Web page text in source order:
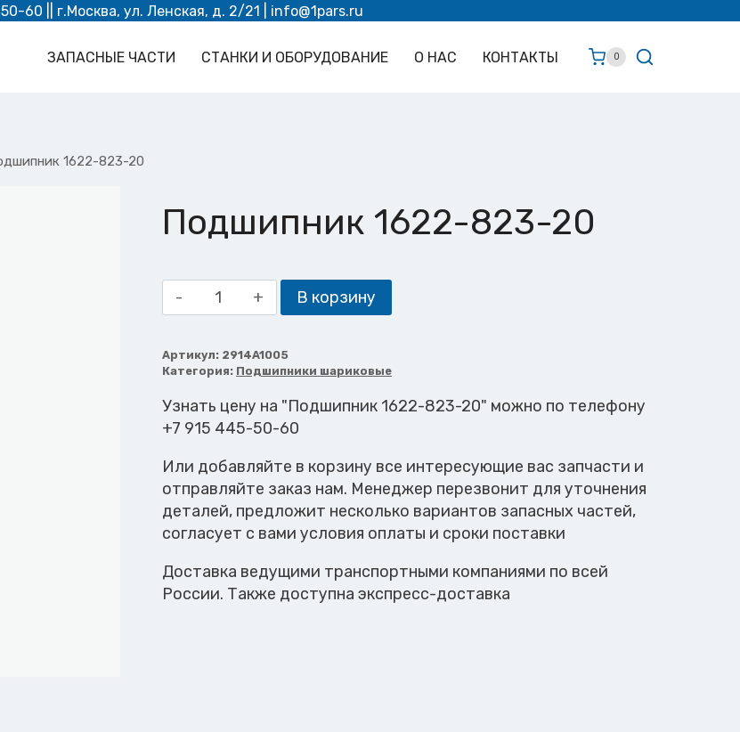
60 || г.Москва, ул. Ленская, д. 2/21 | info@1pars.ru
ЗАПАСНЫЕ ЧАСТИ СТАНКИ И ОБОРУДОВАНИЕ О НАС КОНТАКТЫ 0
1622-823-20
Подшипник 1622-823-20
Количество
товара
1622-
823-
20
В корзину
Артикул: 2914A1005
Категория: Подшипники шариковые
Узнать цену на "Подшипник 1622-823-20" можно по телефону
+7 915 445-50-60
Или добавляйте в корзину все интересующие вас запчасти и
отправляйте заказ нам. Менеджер перезвонит для уточнения
деталей, предложит несколько вариантов запасных частей,
согласует с вами условия оплаты и сроки поставки
Доставка ведущими транспортными компаниями по всей
России. Также доступна экспресс-доставка